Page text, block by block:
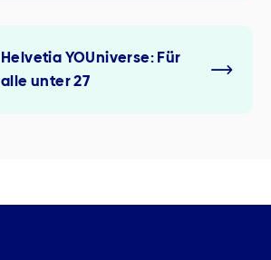
Helvetia YOUniverse: Für
alle unter 27